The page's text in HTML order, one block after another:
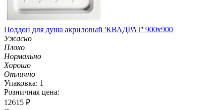
Поддон для душа акриловый 'КВАДРАТ' 900х900
Ужасно
Плохо
Нормально
Хорошо
Отлично
Упаковка: 1
Розничная цена:
12615 ₽